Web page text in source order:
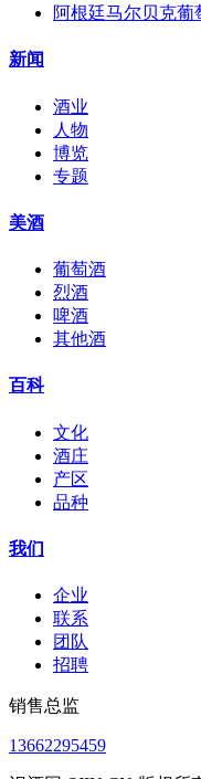
阿根廷马尔贝克
新闻
酒业
人物
博览
专题
美酒
葡萄酒
烈酒
啤酒
其他酒
百科
文化
酒庄
产区
品种
我们
企业
联系
团队
招聘
销售总监
13662295459